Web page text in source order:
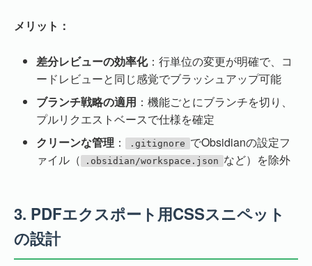
メリット：
差分レビューの効率化：行単位の変更が明確で、コ
ードレビューと同じ感覚でブラッシュアップ可能
ブランチ戦略の適用 ：機能ごとにブランチを切り、
プルリクエストベースで仕様を確定
クリーンな管理 ： .gitignore でObsidianの設定フ
ァイル（
.obsidian/workspace.json など）を除外
3. PDFエクスポート用CSSスニペット
の設計